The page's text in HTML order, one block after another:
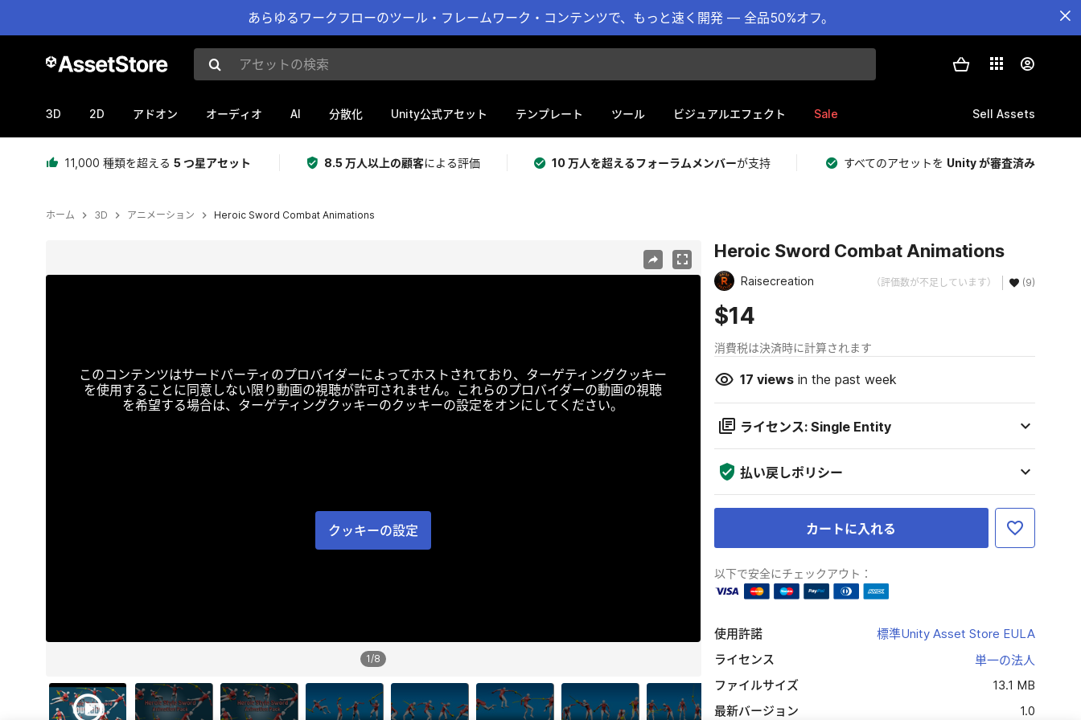
あらゆるワークフローのツール・フレームワーク・コンテンツで、もっと速く開発 — 全品50%オフ。
アセットの検索
3D 2D アドオン オーディオ AI 分散化 Unity公式アセット テンプレート ツール ビジュアルエフェクト Sale Sell Assets
11,000 種類を超える 5 つ星アセット 8.5 万人以上の顧客による評価 10 万人を超えるフォーラムメンバーが支持 すべてのアセットを Unity が審査済み
ホーム 3D アニメーション Heroic Sword Combat Animations
このコンテンツはサードパーティのプロバイダーによってホストされており、ターゲティングクッキー
を使用することに同意しない限り動画の視聴が許可されません。これらのプロバイダーの動画の視聴
を希望する場合は、ターゲティングクッキーのクッキーの設定をオンにしてください。
クッキーの設定
1/8
Heroic Sword Combat Animations
Raisecreation （評価数が不足しています） (9)
$14
消費税は決済時に計算されます
17 viewsin the past week
ライセンス: Single Entity
払い戻しポリシー
カートに入れる
以下で安全にチェックアウト：
使用許諾
標準Unity Asset Store EULA
ライセンス
単一の法人
ファイルサイズ
13.1 MB
最新バージョン
1.0